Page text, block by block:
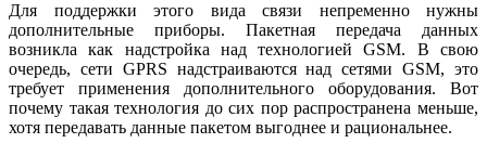
Для поддержки этого вида связи непременно нужны
дополнительные приборы. Пакетная передача данных
возникла как надстройка над технологией GSM. В свою
очередь, сети GPRS надстраиваются над сетями GSM, это
требует применения дополнительного оборудования. Вот
почему такая технология до сих пор распространена меньше,
хотя передавать данные пакетом выгоднее и рациональнее.